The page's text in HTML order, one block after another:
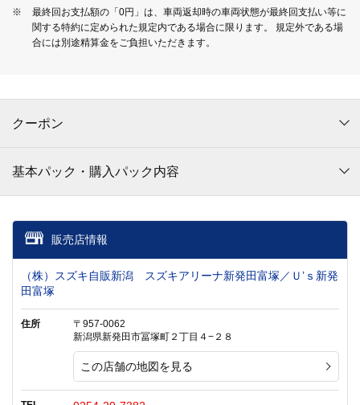
※
最終回お支払額の「0円」は、車両返却時の車両状態が最終回支払い等に
関する特約に定められた規定内である場合に限ります。 規定外である場
合には別途精算金をご負担いただきます。
クーポン
基本パック・購入パック内容
販売店情報
（株）スズキ自販新潟 スズキアリーナ新発田富塚／Ｕ’ｓ新発
田富塚
住所
〒957-0062
新潟県新発田市冨塚町２丁目４−２８
この店舗の地図を見る